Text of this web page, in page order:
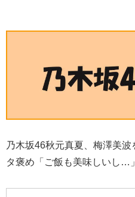
乃木坂46秋元真夏、梅澤美波
タ褒め「ご飯も美味しいし…